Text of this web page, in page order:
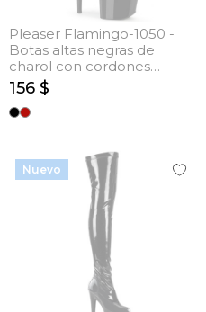
Pleaser Flamingo-1050 -
Botas altas negras de
charol con cordones
(tacón 20 cm)
156 $
Nuevo